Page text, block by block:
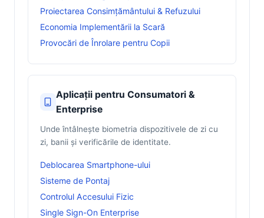
Proiectarea Consimțământului & Refuzului
Economia Implementării la Scară
Provocări de Înrolare pentru Copii
Aplicații pentru Consumatori &
Enterprise
Unde întâlnește biometria dispozitivele de zi cu
zi, banii și verificările de identitate.
Deblocarea Smartphone-ului
Sisteme de Pontaj
Controlul Accesului Fizic
Single Sign-On Enterprise